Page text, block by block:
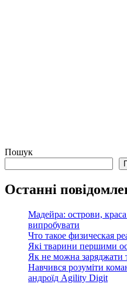
Пошук
Останні
Мадейра: острови,
випробувати
Что такое физическая
Які тварини першими
Як не можна заряджати
Навчився розуміти
андроїд Agility Digit